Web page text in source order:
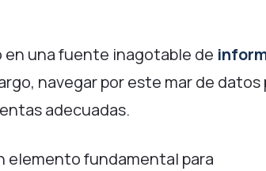
una fuente inagotable de
navegar por este mar de datos
adecuadas.
elemento fundamental para